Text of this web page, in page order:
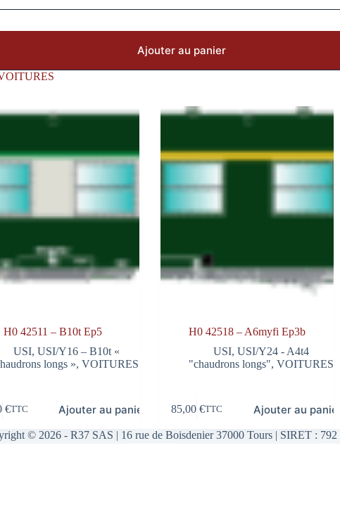
Ajouter au panier
H0 42511 – B10t Ep5
USI,USI/Y16 – B10t «
longs », VOITURES
€TTC Ajouter au panier
H0 42518 – A6myfi Ep3b
USI,USI/Y24 - A4t4
"chaudrons longs",VOITURES
85,00€TTC Ajouter au panier
© 2026 - R37 SAS | 16 rue de Boisdenier 37000 Tours | SIRET :